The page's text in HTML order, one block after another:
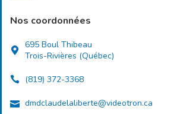
Nos coordonnées
695 Boul Thibeau
Trois-Rivières (Québec)
(819) 372-3368
dmdclaudelaliberte@videotron.ca